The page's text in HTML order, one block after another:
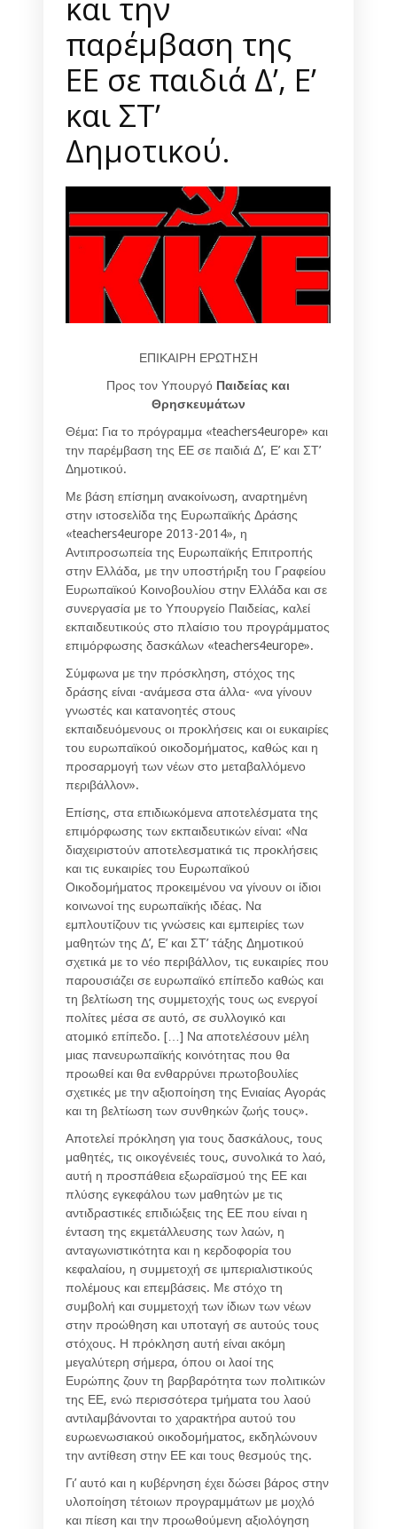
παρέμβαση της
ΕΕ σε παιδιά Δ’, Ε’
και ΣΤ’
Δημοτικού.
ΕΠΙΚΑΙΡΗ ΕΡΩΤΗΣΗ
Προς τον Υπουργό Παιδείας και
Θρησκευμάτων
Θέμα: Για το πρόγραμμα «teachers4europe» και
την παρέμβαση της ΕΕ σε παιδιά Δ’, Ε’ και ΣΤ’
Δημοτικού.
Με βάση επίσημη ανακοίνωση, αναρτημένη
στην ιστοσελίδα της Ευρωπαϊκής Δράσης
«teachers4europe 2013-2014», η
Αντιπροσωπεία της Ευρωπαϊκής Επιτροπής
στην Ελλάδα, με την υποστήριξη του Γραφείου
Ευρωπαϊκού Κοινοβουλίου στην Ελλάδα και σε
συνεργασία με το Υπουργείο Παιδείας, καλεί
εκπαιδευτικούς στο πλαίσιο του προγράμματος
επιμόρφωσης δασκάλων «teachers4europe».
Σύμφωνα με την πρόσκληση, στόχος της
δράσης είναι -ανάμεσα στα άλλα- «να γίνουν
γνωστές και κατανοητές στους
εκπαιδευόμενους οι προκλήσεις και οι ευκαιρίες
του ευρωπαϊκού οικοδομήματος, καθώς και η
προσαρμογή των νέων στο μεταβαλλόμενο
περιβάλλον».
Επίσης, στα επιδιωκόμενα αποτελέσματα της
επιμόρφωσης των εκπαιδευτικών είναι: «Να
διαχειριστούν αποτελεσματικά τις προκλήσεις
και τις ευκαιρίες του Ευρωπαϊκού
Οικοδομήματος προκειμένου να γίνουν οι ίδιοι
κοινωνοί της ευρωπαϊκής ιδέας. Να
εμπλουτίζουν τις γνώσεις και εμπειρίες των
μαθητών της Δ’, Ε’ και ΣΤ’ τάξης Δημοτικού
σχετικά με το νέο περιβάλλον, τις ευκαιρίες που
παρουσιάζει σε ευρωπαϊκό επίπεδο καθώς και
τη βελτίωση της συμμετοχής τους ως ενεργοί
πολίτες μέσα σε αυτό, σε συλλογικό και
ατομικό επίπεδο. […] Να αποτελέσουν μέλη
μιας πανευρωπαϊκής κοινότητας που θα
προωθεί και θα ενθαρρύνει πρωτοβουλίες
σχετικές με την αξιοποίηση της Ενιαίας Αγοράς
και τη βελτίωση των συνθηκών ζωής τους».
Αποτελεί πρόκληση για τους δασκάλους, τους
μαθητές, τις οικογένειές τους, συνολικά το λαό,
αυτή η προσπάθεια εξωραϊσμού της ΕΕ και
πλύσης εγκεφάλου των μαθητών με τις
αντιδραστικές επιδιώξεις της ΕΕ που είναι η
ένταση της εκμετάλλευσης των λαών, η
ανταγωνιστικότητα και η κερδοφορία του
κεφαλαίου, η συμμετοχή σε ιμπεριαλιστικούς
πολέμους και επεμβάσεις. Με στόχο τη
συμβολή και συμμετοχή των ίδιων των νέων
στην προώθηση και υποταγή σε αυτούς τους
στόχους. Η πρόκληση αυτή είναι ακόμη
μεγαλύτερη σήμερα, όπου οι λαοί της
Ευρώπης ζουν τη βαρβαρότητα των πολιτικών
της ΕΕ, ενώ περισσότερα τμήματα του λαού
αντιλαμβάνονται το χαρακτήρα αυτού του
ευρωενωσιακού οικοδομήματος, εκδηλώνουν
την αντίθεση στην ΕΕ και τους θεσμούς της.
Γι’ αυτό και η κυβέρνηση έχει δώσει βάρος στην
υλοποίηση τέτοιων προγραμμάτων με μοχλό
και πίεση και την προωθούμενη αξιολόγηση